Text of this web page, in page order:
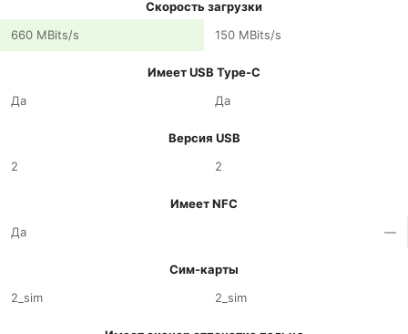
Скорость загрузки
660 MBits/s
150 MBits/s
Имеет USB Type-C
Да
Да
Версия USB
2
2
Имеет NFC
Да
—
Сим-карты
2_sim
2_sim